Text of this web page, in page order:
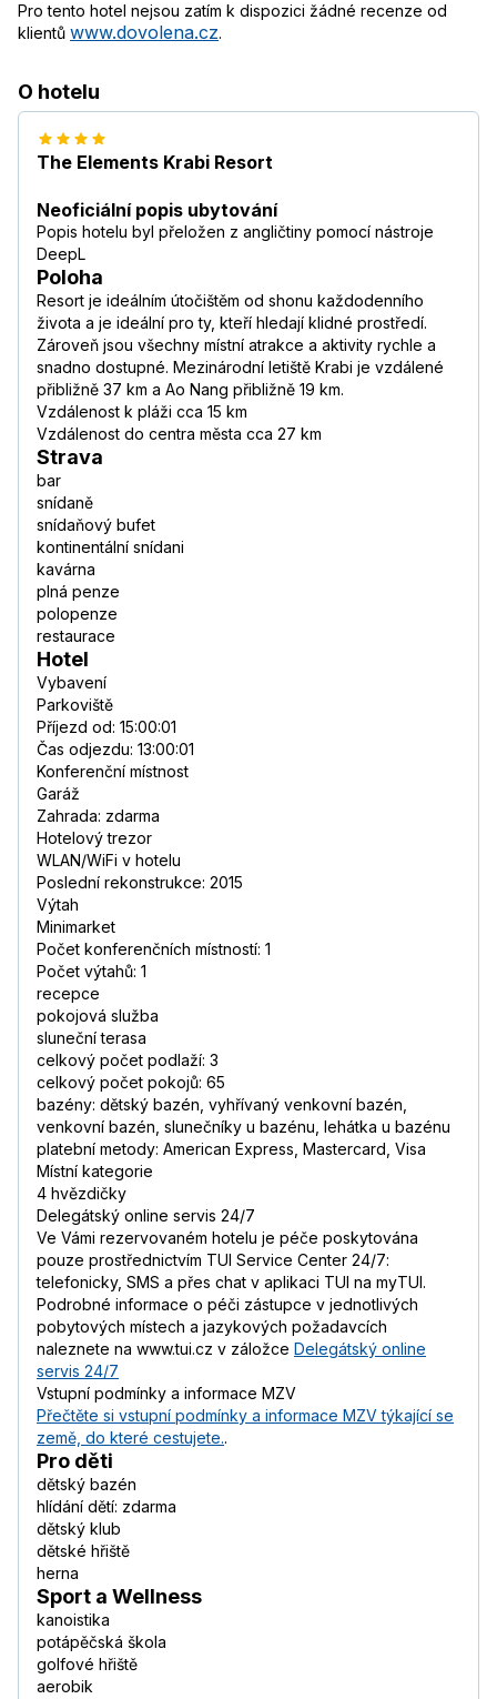
Pro tento hotel nejsou zatím k dispozici žádné recenze od
klientů www.dovolena.cz.
O hotelu
The Elements Krabi Resort
Neoficiální popis ubytování
Popis hotelu byl přeložen z angličtiny pomocí nástroje
DeepL
Poloha
Resort je ideálním útočištěm od shonu každodenního
života a je ideální pro ty, kteří hledají klidné prostředí.
Zároveň jsou všechny místní atrakce a aktivity rychle a
snadno dostupné. Mezinárodní letiště Krabi je vzdálené
přibližně 37 km a Ao Nang přibližně 19 km.
Vzdálenost k pláži cca 15 km
Vzdálenost do centra města cca 27 km
Strava
bar
snídaně
snídaňový bufet
kontinentální snídani
kavárna
plná penze
polopenze
restaurace
Hotel
Vybavení
Parkoviště
Příjezd od: 15:00:01
Čas odjezdu: 13:00:01
Konferenční místnost
Garáž
Zahrada: zdarma
Hotelový trezor
WLAN/WiFi v hotelu
Poslední rekonstrukce: 2015
Výtah
Minimarket
Počet konferenčních místností: 1
Počet výtahů: 1
recepce
pokojová služba
sluneční terasa
celkový počet podlaží: 3
celkový počet pokojů: 65
bazény: dětský bazén, vyhřívaný venkovní bazén,
venkovní bazén, slunečníky u bazénu, lehátka u bazénu
platební metody: American Express, Mastercard, Visa
Místní kategorie
4 hvězdičky
Delegátský online servis 24/7
Ve Vámi rezervovaném hotelu je péče poskytována
pouze prostřednictvím TUI Service Center 24/7:
telefonicky, SMS a přes chat v aplikaci TUI na myTUI.
Podrobné informace o péči zástupce v jednotlivých
pobytových místech a jazykových požadavcích
naleznete na www.tui.cz v záložce Delegátský online
servis 24/7
Vstupní podmínky a informace MZV
Přečtěte si vstupní podmínky a informace MZV týkající se
země, do které cestujete..
Pro děti
dětský bazén
hlídání dětí: zdarma
dětský klub
dětské hřiště
herna
Sport a Wellness
kanoistika
potápěčská škola
golfové hřiště
aerobik